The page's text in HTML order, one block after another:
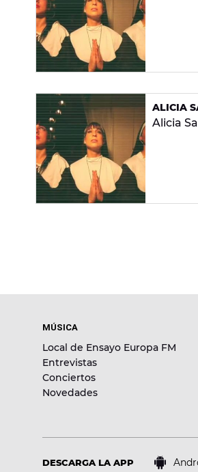
ALICIA
Alicia
MÚSICA
Local de Ensayo Europa FM
Entrevistas
Conciertos
Novedades
DESCARGA LA APP